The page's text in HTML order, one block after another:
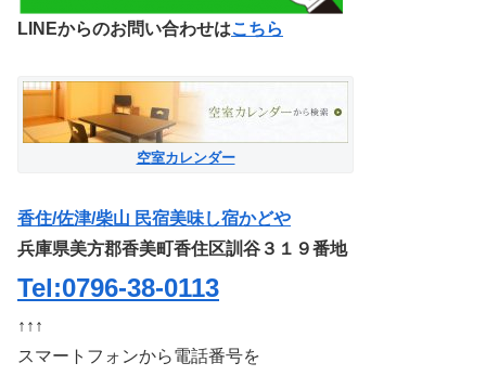
LINEからのお問い合わせはこちら
空室カレンダー
香住/佐津/柴山 民宿美味し宿かどや
兵庫県美方郡香美町香住区訓谷３１９番地
Tel:0796-38-0113
↑↑↑
スマートフォンから電話番号を